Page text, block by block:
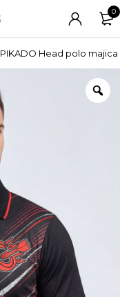
0
PIKADO Head polo majica